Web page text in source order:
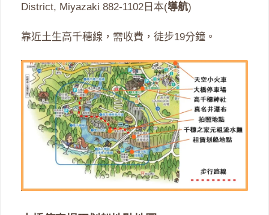
District, Miyazaki 882-1102日本(導航)
靠近土生高千穗線，需收費，徒步19分鐘。